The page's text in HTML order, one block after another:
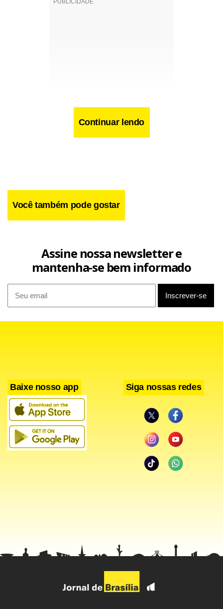
Facebook
WhatsApp
LinkedIn
Twitter
X
Continuar lendo
Você também pode gostar
Assine nossa newsletter e
mantenha-se bem informado
Baixe nosso app Siga nossas redes